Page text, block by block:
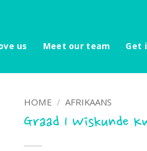
us Meet our team Get
HOME / AFRIKAANS
Graad 1 Wiskunde